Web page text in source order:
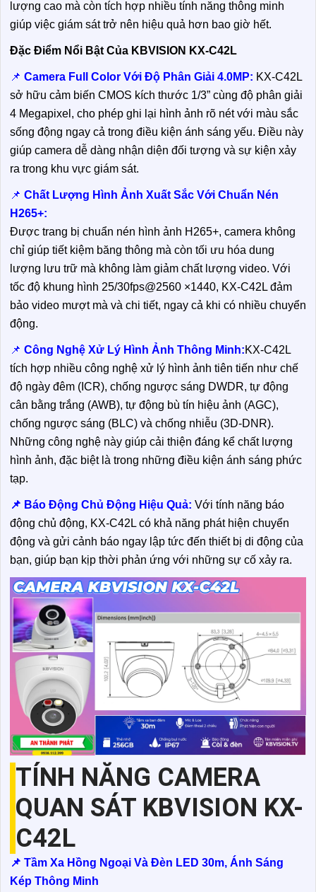
lượng cao mà còn tích hợp nhiều tính năng thông minh
giúp việc giám sát trở nên hiệu quả hơn bao giờ hết.
Đặc Điểm Nổi Bật Của KBVISION KX-C42L
📌 Camera Full Color Với Độ Phân Giải 4.0MP: KX-C42L
sở hữu cảm biến CMOS kích thước 1/3” cùng độ phân giải
4 Megapixel, cho phép ghi lại hình ảnh rõ nét với màu sắc
sống động ngay cả trong điều kiện ánh sáng yếu. Điều này
giúp camera dễ dàng nhận diện đối tượng và sự kiện xảy
ra trong khu vực giám sát.
📌 Chất Lượng Hình Ảnh Xuất Sắc Với Chuẩn Nén
H265+:
Được trang bị chuẩn nén hình ảnh H265+, camera không
chỉ giúp tiết kiệm băng thông mà còn tối ưu hóa dung
lượng lưu trữ mà không làm giảm chất lượng video. Với
tốc độ khung hình 25/30fps@2560 ×1440, KX-C42L đảm
bảo video mượt mà và chi tiết, ngay cả khi có nhiều chuyển
động.
📌 Công Nghệ Xử Lý Hình Ảnh Thông Minh:KX-C42L
tích hợp nhiều công nghệ xử lý hình ảnh tiên tiến như chế
độ ngày đêm (ICR), chống ngược sáng DWDR, tự động
cân bằng trắng (AWB), tự động bù tín hiệu ảnh (AGC),
chống ngược sáng (BLC) và chống nhiễu (3D-DNR).
Những công nghệ này giúp cải thiện đáng kể chất lượng
hình ảnh, đặc biệt là trong những điều kiện ánh sáng phức
tạp.
📌 Báo Động Chủ Động Hiệu Quả: Với tính năng báo
động chủ động, KX-C42L có khả năng phát hiện chuyển
động và gửi cảnh báo ngay lập tức đến thiết bị di động của
bạn, giúp bạn kịp thời phản ứng với những sự cố xảy ra.
TÍNH NĂNG CAMERA
QUAN SÁT KBVISION KX-
C42L
📌 Tầm Xa Hồng Ngoại Và Đèn LED 30m, Ánh Sáng
Kép Thông Minh